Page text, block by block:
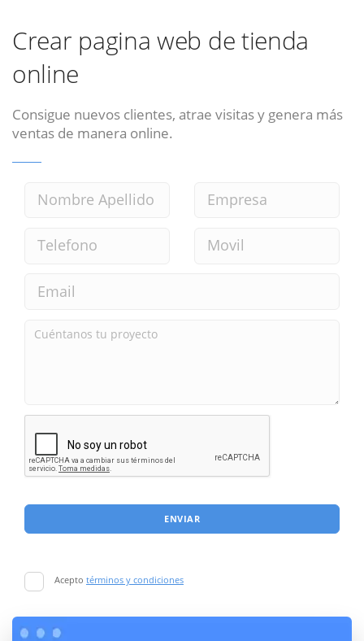
Crear pagina web de tienda
online
Consigue nuevos clientes, atrae visitas y genera más
ventas de manera online.
ENVIAR
Acepto términos y condiciones